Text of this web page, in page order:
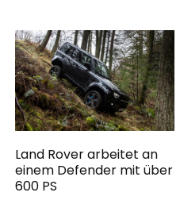
Land Rover arbeitet an
einem Defender mit über
600 PS